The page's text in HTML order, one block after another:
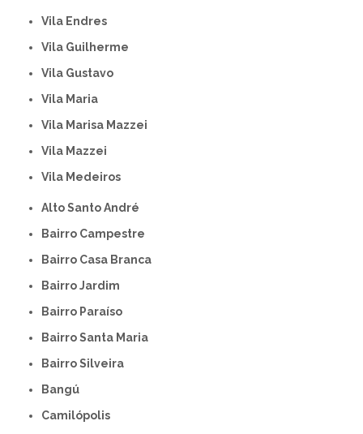
Vila Endres
Vila Guilherme
Vila Gustavo
Vila Maria
Vila Marisa Mazzei
Vila Mazzei
Vila Medeiros
Alto Santo André
Bairro Campestre
Bairro Casa Branca
Bairro Jardim
Bairro Paraíso
Bairro Santa Maria
Bairro Silveira
Bangú
Camilópolis